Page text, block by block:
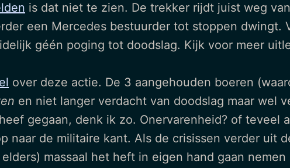
is dat niet te zien. De trekker rijdt juist weg
een Mercedes bestuurder tot stoppen dwingt.
géén poging tot doodslag. Kijk voor meer
over deze actie. De 3 aangehouden boeren
en niet langer verdacht van doodslag maar wel
gegaan, denk ik zo. Onervarenheid? of teveel
naar de militaire kant. Als de crisissen verder uit
massaal het heft in eigen hand gaan nemen